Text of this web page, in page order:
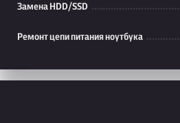
Замена HDD/SSD
Ремонт цепи питания ноутбука